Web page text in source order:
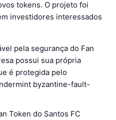
tokens. O projeto foi
investidores interessados
pela segurança do Fan
possui sua própria
é protegida pelo
byzantine-fault-
Token do Santos FC